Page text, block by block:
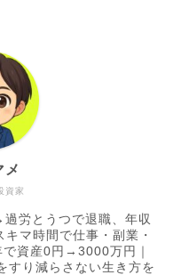
資家
メ
労とうつで退職、年収
マ時間で仕事・副業・
資産0円→3000万円｜
すり減らさない生き方を